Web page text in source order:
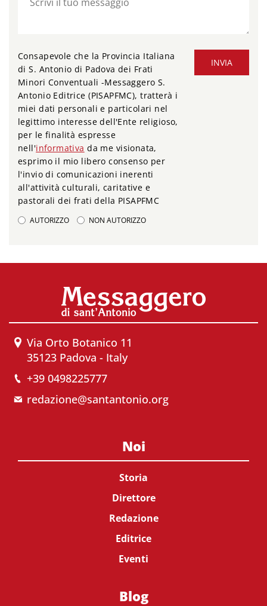
INVIA
Consapevole che la Provincia Italiana
di S. Antonio di Padova dei Frati
Minori Conventuali -Messaggero S.
Antonio Editrice (PISAPFMC), tratterà i
miei dati personali e particolari nel
legittimo interesse dell'Ente religioso,
per le finalità espresse
nell'informativa da me visionata,
esprimo il mio libero consenso per
l'invio di comunicazioni inerenti
all'attività culturali, caritative e
pastorali dei frati della PISAPFMC
AUTORIZZO NON AUTORIZZO
Via Orto Botanico 11
35123 Padova - Italy
+39 0498225777
redazione@santantonio.org
Noi
Storia
Direttore
Redazione
Editrice
Eventi
Blog